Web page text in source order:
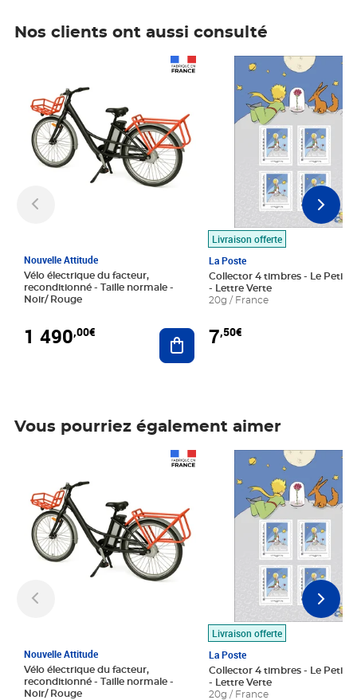
Nos clients ont aussi consulté
Nouvelle Attitude
Vélo électrique du facteur,
reconditionné - Taille normale -
Noir/ Rouge
1 490,00€ Ajouter au panier
Livraison offerte
La Poste
Collector 4 timbres - Le Petit
- Lettre Verte
20g / France
7,50€
Prix 7,50€
Vous pourriez également aimer
Nouvelle Attitude
Vélo électrique du facteur,
reconditionné - Taille normale -
Noir/ Rouge
Livraison offerte
La Poste
Collector 4 timbres - Le Petit
- Lettre Verte
20g / France
Prix 7,50€